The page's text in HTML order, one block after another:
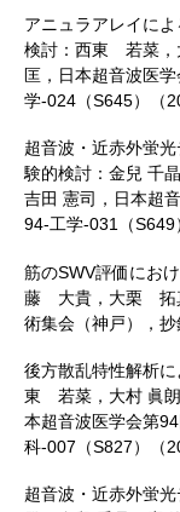
アニュラアレイに
検討：西東 若菜，
匡，日本超音波医
学-024（S645）（
超音波・近赤外蛍
験的検討：金兒 千
吉田 憲司，日本超
94-工学-031（S649
筋のSWV評価にお
藤 大貴，大栗 拓
術集会（神戸），
後方散乱特性解析
東 若菜，大村 眞
本超音波医学会第
科-007（S827）（
超音波・近赤外蛍